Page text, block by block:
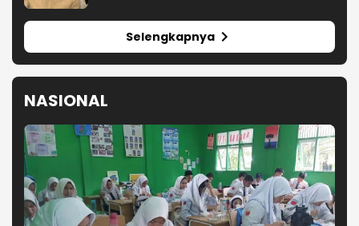
Selengkapnya
NASIONAL